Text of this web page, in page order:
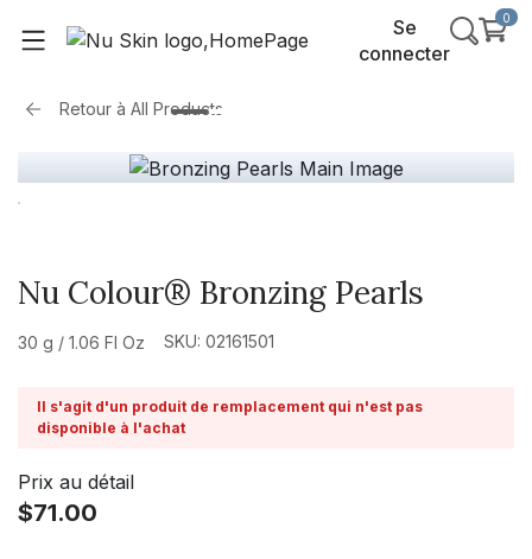
Se
connecter
0
Retour à All Products
Nu Colour® Bronzing Pearls
30 g / 1.06 Fl Oz SKU: 02161501
Il s'agit d'un produit de remplacement qui n'est pas
disponible à l'achat
Prix au détail
$71.00